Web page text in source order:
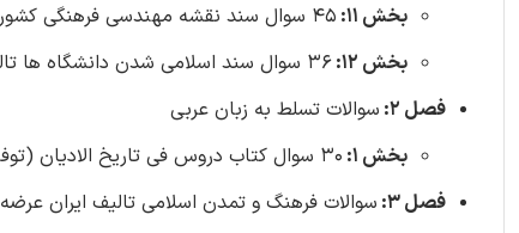
بخش 11:
45 سوال سند نقشه مهندسی فرهنگی کشور تالیف ایران عرضه 1403
بخش 12:
36 سوال سند اسلامی شدن دانشگاه ها تالیف ایران عرضه 1403
فصل 2:
سوالات تسلط به زبان عربی
بخش 1:
30 سوال کتاب دروس فی تاریخ الادیان (توفیقی) تالیف ایران عرضه 1403
فصل 3:
سوالات فرهنگ و تمدن اسلامی تالیف ایران عرضه 1403